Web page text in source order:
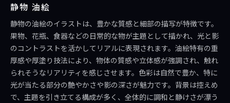
静物 油絵
静物の油絵のイラストは、豊かな質感と細部の描写が特徴です。
果物、花瓶、食器などの日常的な物が主題として描かれ、光と影
のコントラストを活かしてリアルに表現されます。油絵特有の重
厚感や厚塗り技法により、物体の質感や立体感が強調され、触れ
られそうなリアリティを感じさせます。色彩は自然で豊か、特に
光が当たる部分の艶やかさや影の深さが魅力です。背景は控えめ
で、主題を引き立てる構成が多く、全体的に調和と静けさが漂う